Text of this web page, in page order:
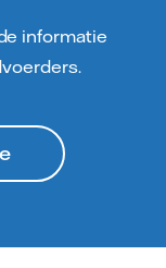
informatie